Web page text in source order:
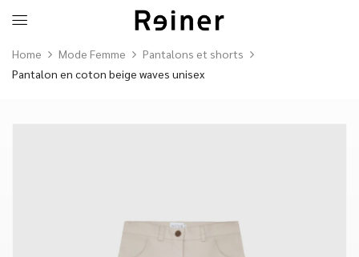
Home Mode Femme
Pantalons et shorts
Pantalon en coton beige waves unisex